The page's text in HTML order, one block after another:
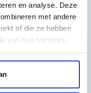
en analyse. Deze
met andere
of die ze hebben
van hun services.